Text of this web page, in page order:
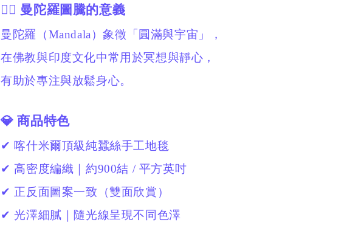
🧘‍♀️ 曼陀羅圖騰的意義
曼陀羅（Mandala）象徵「圓滿與宇宙」，
在佛教與印度文化中常用於冥想與靜心，
有助於專注與放鬆身心。
💎 商品特色
✔ 喀什米爾頂級純蠶絲手工地毯
✔ 高密度編織｜約900結 / 平方英吋
✔ 正反面圖案一致（雙面欣賞）
✔ 光澤細膩｜隨光線呈現不同色澤